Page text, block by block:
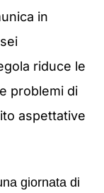
in
riduce le
problemi di
aspettative
giornata di